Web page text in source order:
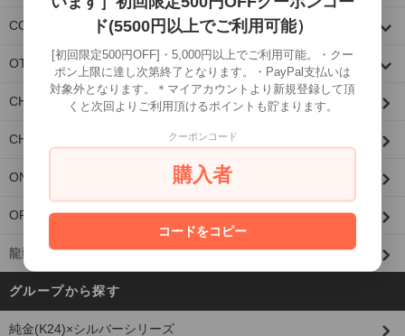
COLLABORATION
OTHER
CHAIN PARTS/CUSTOM PARTS
CHAIN
ONE MAKE ITEM
OPTION
龍頭限定
グループから探す
純金(K24)×シルバーシリーズ
ド(5500円以上でご利用可能）
[初回限定500円OFF]・5,000円以上でご利用可能。・クー
ポン上限に達し次第終了となります。・PayPal支払いは
対象外となります。＊マイアカウントより新規登録して頂
くと次回よりご利用頂けるポイントも貯まります。
クーポンコード
購入者
コードをコピー